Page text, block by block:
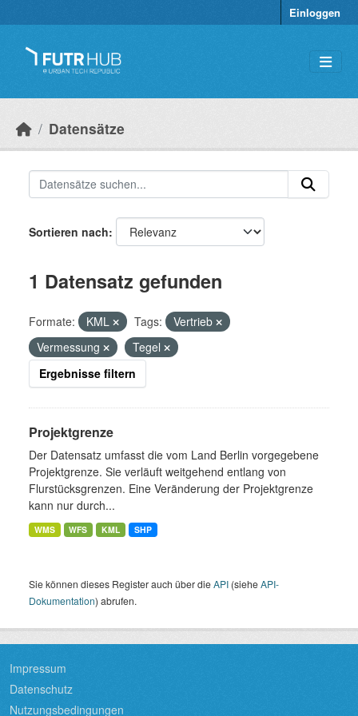
Einloggen
Datensätze
Sortieren nach
1 Datensatz gefunden
Formate: KML Tags:
Vertrieb
Vermessung
Tegel
Ergebnisse filtern
Projektgrenze
Der Datensatz umfasst die vom Land Berlin vorgegebene
Projektgrenze. Sie verläuft weitgehend entlang von
Flurstücksgrenzen. Eine Veränderung der Projektgrenze
kann nur durch...
WMS WFS KML SHP
Sie können dieses Register auch über dieAPI (sieheAPI-
Dokumentation) abrufen.
Impressum
Datenschutz
Nutzungsbedingungen